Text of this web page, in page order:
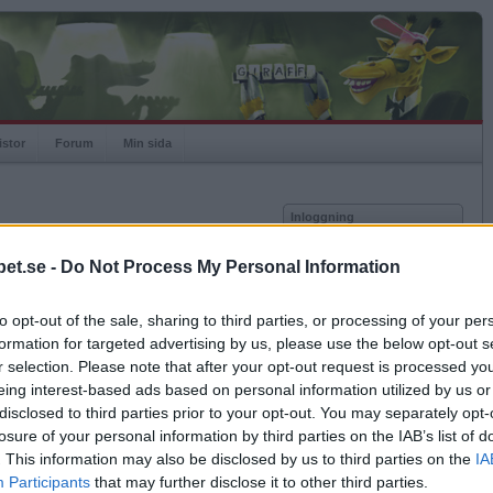
- Do Not Process My Personal Information
opt-out of the sale, sharing to third parties, or processing of your
for targeted advertising by us, please use the below opt-out
selection. Please note that after your opt-out request is processed
interest-based ads based on personal information utilized by us
to third parties prior to your opt-out. You may separately
of your personal information by third parties on the IAB’s list of
This information may also be disclosed by us to third parties on the
Participants that may further disclose it to other third parties.
Forum Min sida
06.
ändras därmed ej
0
6
Snitt poäng per match
253
Snitt drag per match
Snitt misslyckade drag per match
Inloggning
Kom ihåg mig
Glömt ditt lösenord?
Få ny aktiveringslänk
Betapet är gratis!